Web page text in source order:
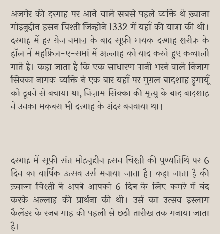
अजमेर की दरगाह पर आने वाले सबसे पहले व्यक्ति थे ख़्वाजा
मोइनुद्दीन हसन चिश्ती जिन्होंने 1332 में यहाँ की यात्रा की थी।
दरगाह में हर रोज नमाज़ के बाद सूफ़ी गायक दरगाह शरीफ़ के
हॉल में महफ़िल-ए-समां में अल्लाह को याद करते हुए कव्वाली
गाते है। कहा जाता है कि एक साधारण पानी भरने वाले निज़ाम
सिक्का नामक व्यक्ति ने एक बार यहाँ पर मुग़ल बादशाह हुमायूँ
को डूबने से बचाया था, निज़ाम सिक्का की मृत्यु के बाद बादशाह
ने उनका मकबरा भी दरगाह के अंदर बनवाया था।
दरगाह में सूफी संत मोइनुद्दीन हसन चिश्ती की पुण्यतिथि पर 6
दिन का वार्षिक उत्सव उर्स मनाया जाता है। कहा जाता है की
ख़्वाजा चिश्ती ने अपने आपको 6 दिन के लिए कमरे में बंद
करके अल्लाह की प्रार्थना की थी। उर्स का उत्सव इस्लाम
कैलेंडर के रजब माह की पहली से छठी तारीख तक मनाया जाता
है।